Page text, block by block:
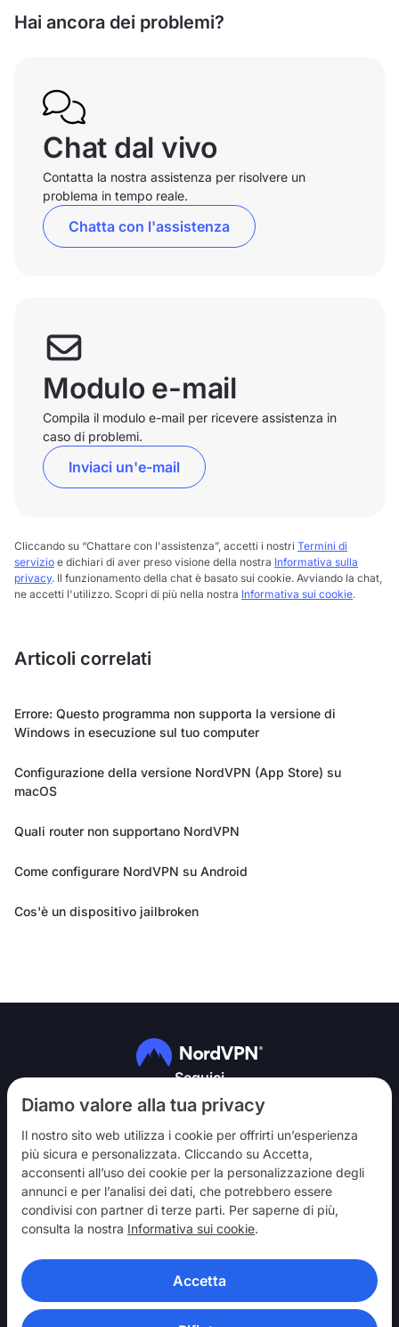
Diamo valore alla tua privacy
Il nostro sito web utilizza i cookie per offrirti un’esperienza
più sicura e personalizzata. Cliccando su Accetta,
acconsenti all’uso dei cookie per la personalizzazione degli
annunci e per l’analisi dei dati, che potrebbero essere
condivisi con partner di terze parti. Per saperne di più,
consulta la nostra Informativa sui cookie.
Accetta
Hai ancora dei problemi?
Chat dal vivo
Contatta la nostra assistenza per risolvere un
problema in tempo reale.
Chatta con l'assistenza
Modulo e-mail
Compila il modulo e-mail per ricevere assistenza in
caso di problemi.
Inviaci un'e-mail
Cliccando su “Chattare con l'assistenza”, accetti i nostri Termini di
servizio e dichiari di aver preso visione della nostra Informativa sulla
privacy. Il funzionamento della chat è basato sui cookie. Avviando la chat,
ne accetti l'utilizzo. Scopri di più nella nostra Informativa sui cookie.
Articoli correlati
Errore: Questo programma non supporta la versione di
Windows in esecuzione sul tuo computer
Configurazione della versione NordVPN (App Store) su
macOS
Quali router non supportano NordVPN
Come configurare NordVPN su Android
Cos'è un dispositivo jailbroken
Seguici
NordVPN
Partecipa
Assistenza
Scopri
APP VPN